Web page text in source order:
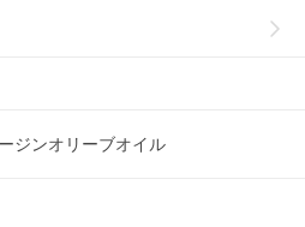
ジンオリーブオイル